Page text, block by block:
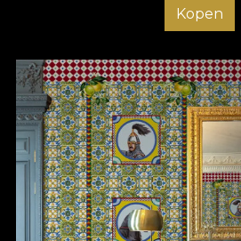
Kopen